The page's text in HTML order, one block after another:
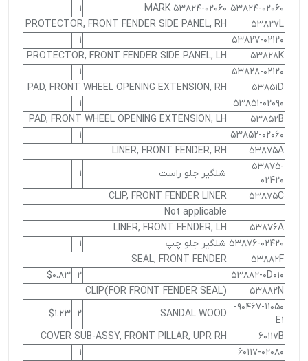
53824-02060
MARK 53824-02060
1
53827L
PROTECTOR, FRONT FENDER SIDE PANEL, RH
53827-02120
1
53828K
PROTECTOR, FRONT FENDER SIDE PANEL, LH
53828-02120
1
53851D
PAD, FRONT WHEEL OPENING EXTENSION, RH
53851-02090
1
53852B
PAD, FRONT WHEEL OPENING EXTENSION, LH
53852-02060
1
53875A
LINER, FRONT FENDER, RH
53875-
02420
شلگیر جلو راست
1
53875C
CLIP, FRONT FENDER LINER
Not applicable
53876A
LINER, FRONT FENDER, LH
53876-02420 شلگیر جلو چپ
1
53882F
SEAL, FRONT FENDER
53882-0D010
2
$0.83
53882N
CLIP(FOR FRONT FENDER SEAL)
90467-11050-
E1
SANDAL WOOD
2
$1.23
60117B
COVER SUB-ASSY, FRONT PILLAR, UPR RH
60117-02080
1